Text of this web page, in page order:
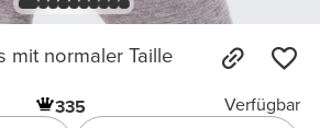
mit normaler Taille
335
Verfügbar